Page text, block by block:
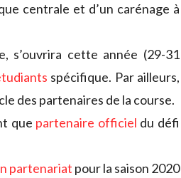
centrale et d’un carénage à
s’ouvrira cette année (29-31
spécifique. Par ailleurs,
des partenaires de la course.
que partenaire officiel du défi
partenariat pour la saison 2020